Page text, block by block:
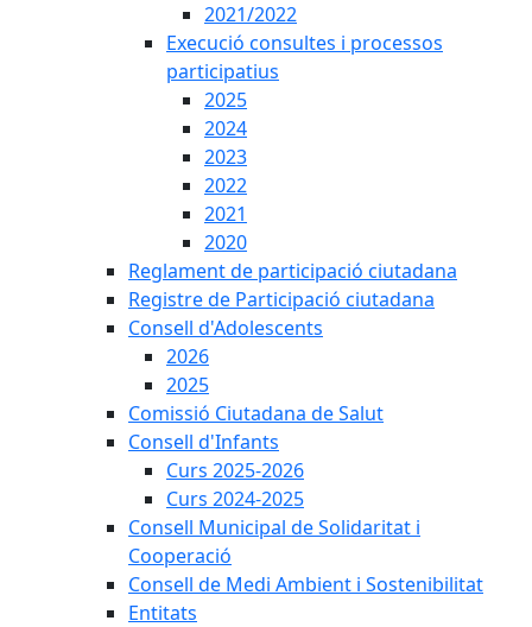
2021/2022
Execució consultes i processos
participatius
2025
2024
2023
2022
2021
2020
Reglament de participació ciutadana
Registre de Participació ciutadana
Consell d'Adolescents
2026
2025
Comissió Ciutadana de Salut
Consell d'Infants
Curs 2025-2026
Curs 2024-2025
Consell Municipal de Solidaritat i
Cooperació
Consell de Medi Ambient i Sostenibilitat
Entitats